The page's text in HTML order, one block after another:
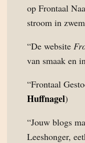
op Frontaal
stroom in
“De website
van smaak en
“Frontaal
Huffnagel)
“Jouw blogs
Leeshonger,